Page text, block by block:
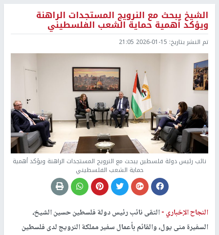
الشيخ يبحث مع النرويج المستجدات الراهنة
ويؤكد أهمية حماية الشعب الفلسطيني
تم النشر بتاريخ: 2026-01-15 21:05
نائب رئيس دولة فلسطين يبحث مع النرويج المستجدات الراهنة ويؤكد أهمية
حماية الشعب الفلسطيني
النجاح الإخباري -التقى نائب رئيس دولة فلسطين حسين الشيخ،
السفيرة منى يول، والقائم بأعمال سفير مملكة النرويج لدى فلسطين